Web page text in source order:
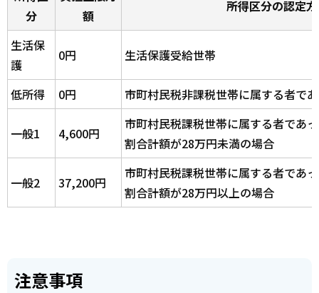
分
額
所得区分の認定
生活保
護
0円 生活保護受給世帯
低所得 0円 市町村民税非課税世帯に属する者で
一般1 4,600円
市町村民税課税世帯に属する者であ
割合計額が28万円未満の場合
一般2 37,200円
市町村民税課税世帯に属する者であ
割合計額が28万円以上の場合
注意事項